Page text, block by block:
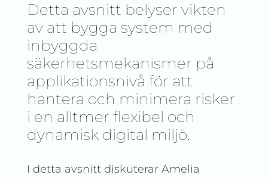
Detta avsnitt belyser vikten
av att bygga system med
inbyggda
säkerhetsmekanismer på
applikationsnivå för att
hantera och minimera risker
i en alltmer flexibel och
dynamisk digital miljö.
I detta avsnitt diskuterar Amelia